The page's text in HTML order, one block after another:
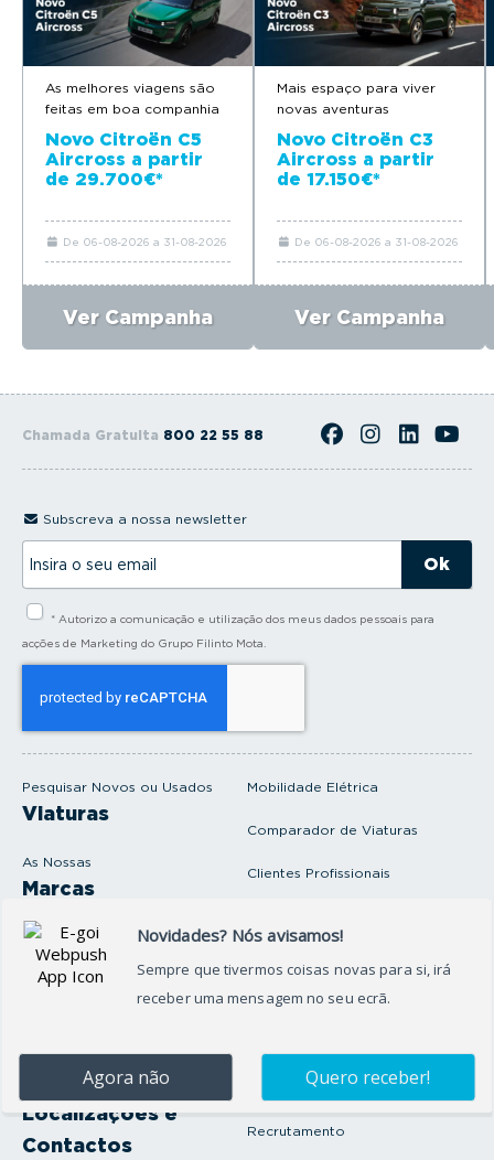
As melhores viagens são
feitas em boa companhia
Novo Citroën C5
Aircross a partir
de 29.700€*
De 06-08-2026 a 31-08-2026
Ver Campanha
Mais espaço para viver
novas aventuras
Novo Citroën C3
Aircross a partir
de 17.150€*
De 06-08-2026 a 31-08-2026
Ver Campanha
Chamada Gratuita 800 22 55 88
Pesquisar Novos ou Usados
Viaturas
As Nossas
Marcas
Produtos e serviços
Oficina
Onde Estamos
Localizações e
Contactos
Mobilidade Elétrica
Comparador de Viaturas
Clientes Profissionais
Seguros Protector
Artigos e Notícias
Recrutamento
Subscreva a nossa newsletter
s
* Autorizo a comunicação e utilização dos meus dados pessoais para
acções de Marketing do Grupo Filinto Mota.